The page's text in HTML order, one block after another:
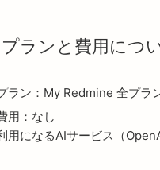
ランと費用につ
ラン：My Redmine 全プラ
用：なし
利用になるAIサービス（